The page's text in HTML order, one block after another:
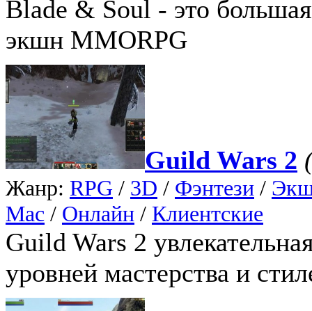
Blade & Soul - это
экшн MMORPG
Guild Wars 2
Жанр: RPG / 3D / Фэнтези /
Mac / Онлайн / Клиентские
Guild Wars 2
уровней мастерства и